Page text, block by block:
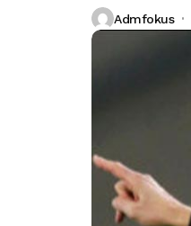
Admfokus